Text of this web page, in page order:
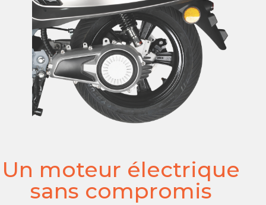
Un moteur électrique
sans compromis